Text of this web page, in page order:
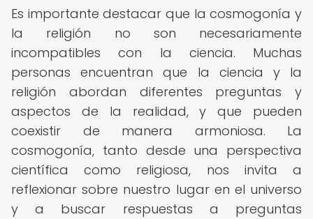
Es importante destacar que la cosmogonía y
la religión no son necesariamente
incompatibles con la ciencia. Muchas
personas encuentran que la ciencia y la
religión abordan diferentes preguntas y
aspectos de la realidad, y que pueden
coexistir de manera armoniosa. La
cosmogonía, tanto desde una perspectiva
científica como religiosa, nos invita a
reflexionar sobre nuestro lugar en el universo
y a buscar respuestas a preguntas